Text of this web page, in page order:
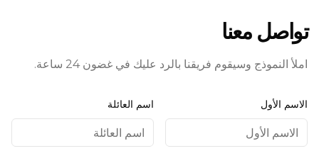
تواصل معنا
املأ النموذج وسيقوم فريقنا بالرد عليك في غضون 24 ساعة.
الاسم الأول اسم العائلة